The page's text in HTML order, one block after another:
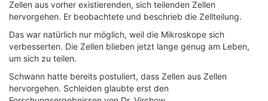
Zellen aus vorher existierenden, sich teilenden Zellen
hervorgehen. Er beobachtete und beschrieb die Zellteilung.
Das war natürlich nur möglich, weil die Mikroskope sich
verbesserten. Die Zellen blieben jetzt lange genug am Leben,
um sich zu teilen.
Schwann hatte bereits postuliert, dass Zellen aus Zellen
hervorgehen. Schleiden glaubte erst den